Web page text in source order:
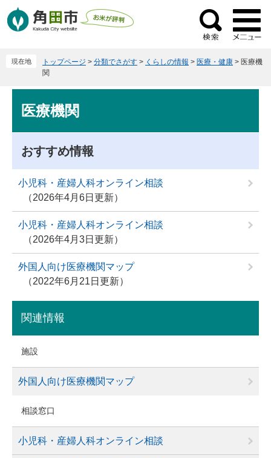
ー
ニ
検
索
現在地 トップページ > 分類でさがす > くらしの情報 > 医療・健康 > 医療機
関
医療機関
おすすめ情報
小児科・産婦人科オンライン相談
2026年4月6日更新
小児科・産婦人科オンライン相談
2026年4月3日更新
外国人向け医療機関マップ
2022年6月21日更新
関連情報
施設
外国人向け医療機関マップ
相談窓口
小児科・産婦人科オンライン相談